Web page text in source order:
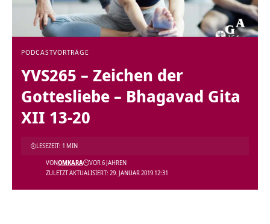
PODCASTVORTRÄGE
YVS265 – Zeichen der
Gottesliebe – Bhagavad Gita
XII 13-20
ZULETZT AKTUALISIERT: 29. JANUAR 2019 12:31
VONOMKARA VOR 6 JAHREN
LESEZEIT: 1 MIN